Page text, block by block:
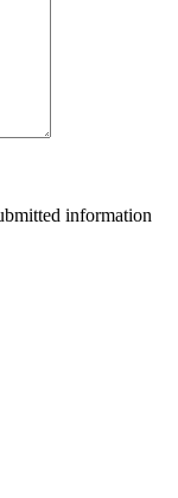
information